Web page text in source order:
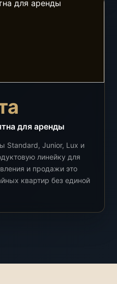
для аренды
Standard, Junior, Lux и
линейку для
и продажи это
квартир без единой